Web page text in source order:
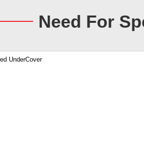
Need For